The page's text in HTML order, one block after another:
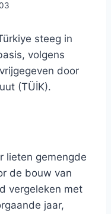
steeg in
volgens
door
(TÜİK).
lieten gemengde
de bouw van
vergeleken met
jaar,